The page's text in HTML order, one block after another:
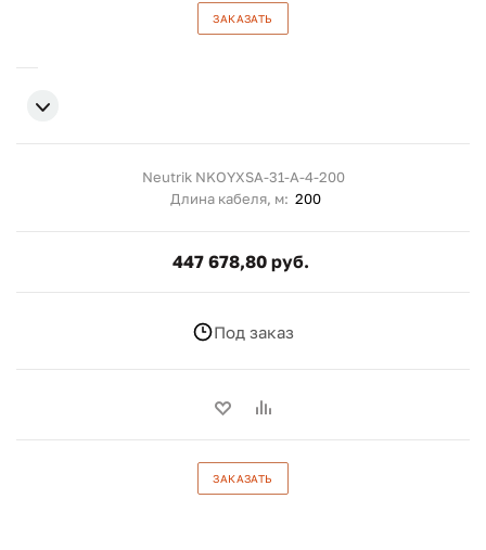
ЗАКАЗАТЬ
Neutrik NKOYXSA-31-A-4-200
Длина кабеля, м: 200
447 678,80 руб.
Под заказ
ЗАКАЗАТЬ